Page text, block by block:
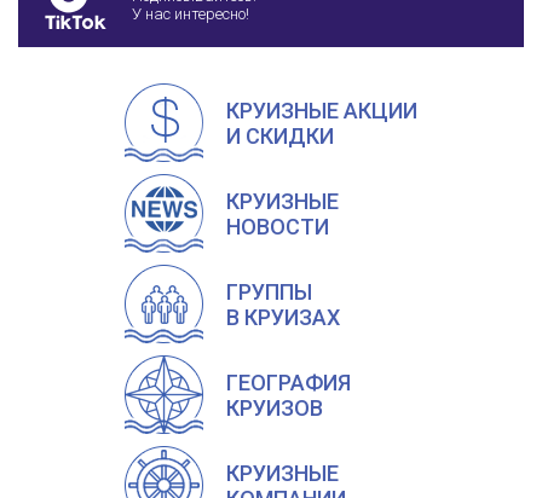
У нас интересно!
КРУИЗНЫЕ АКЦИИ
И СКИДКИ
КРУИЗНЫЕ
НОВОСТИ
ГРУППЫ
В КРУИЗАХ
ГЕОГРАФИЯ
КРУИЗОВ
КРУИЗНЫЕ